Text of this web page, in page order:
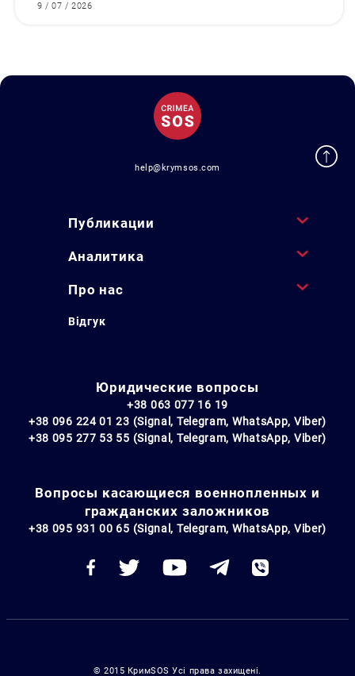
9 / 07 / 2026
help@krymsos.com
Публикации
Аналитика
Про нас
Відгук
Юридические вопросы
+38 063 077 16 19
+38 096 224 01 23 (Signal, Telegram, WhatsApp, Viber)
+38 095 277 53 55 (Signal, Telegram, WhatsApp, Viber)
Вопросы касающиеся военнопленных и
гражданских заложников
+38 095 931 00 65 (Signal, Telegram, WhatsApp, Viber)
© 2015 КримSOS Усі права захищені.